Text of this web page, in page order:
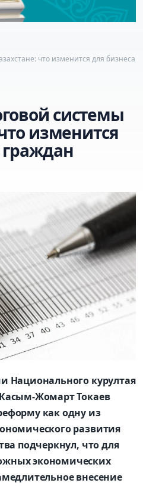
что изменится для бизнеса
системы
изменится
Национального курултая
Жомарт Токаев
как одну из
развития
подчеркнул, что для
экономических
внесение